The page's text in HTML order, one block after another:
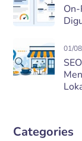
01/
Categories